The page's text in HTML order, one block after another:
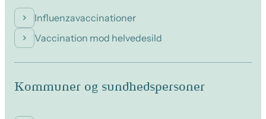
Influenzavaccinationer
Vaccination mod helvedesild
Kommuner og sundhedspersoner